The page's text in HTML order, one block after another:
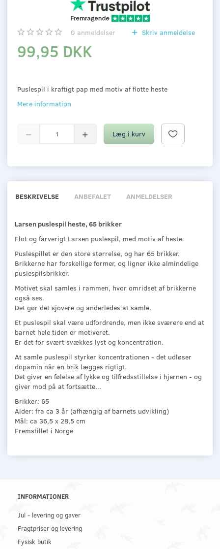
0 anmeldelser Skriv anmeldelse
99,95 DKK
Puslespil i kraftigt pap med motiv af flotte heste
Mere information
Læg i kurv
BESKRIVELSE ANBEFALET ANMELDELSER
Larsen puslespil heste, 65 brikker
Flot og farverigt Larsen puslespil, med motiv af heste.
Puslespillet er den store størrelse, og har 65 brikker.
Brikkerne har forskellige former, og ligner ikke almindelige
puslespilsbrikker.
Motivet skal samles i rammen, hvor omridset af brikkerne
også ses.
Det gør det sjovere og anderledes at samle.
Et puslespil skal være udfordrende, men ikke sværere end at
barnet hele tiden er motiveret.
Er det for svært svækkes lyst og koncentration.
At samle puslespil styrker koncentrationen - det udløser
dopamin når en brik lægges rigtigt.
Det giver en følelse af lykke og tilfredsstillelse i hjernen - og
giver mod på at fortsætte...
Brikker: 65
Alder: fra ca 3 år (afhængig af barnets udvikling)
Mål: ca 36,5 x 28,5 cm
Fremstillet i Norge
INFORMATIONER
Jul - levering og gaver
Fragtpriser og levering
Fysisk butik